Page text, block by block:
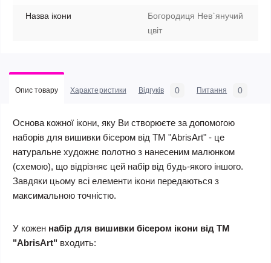
Назва ікони
Богородиця Нев`янучий
цвіт
Опис товару Характеристики Відгуків 0 Питання 0
Основа кожної ікони, яку Ви створюєте за допомогою
наборів для вишивки бісером від ТМ "AbrisArt" - це
натуральне художнє полотно з нанесеним малюнком
(схемою), що відрізняє цей набір від будь-якого іншого.
Завдяки цьому всі елементи ікони передаються з
максимальною точністю.
У кожен набір для вишивки бісером ікони від ТМ
"AbrisArt" входить: